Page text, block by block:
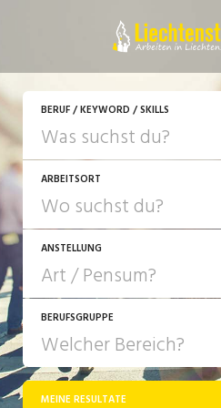
BERUF / KEYWORD / SKILLS
ARBEITSORT
ANSTELLUNG
JOB-TYP
Festanstellung
BERUFSGRUPPE
MEINE RESULTATE